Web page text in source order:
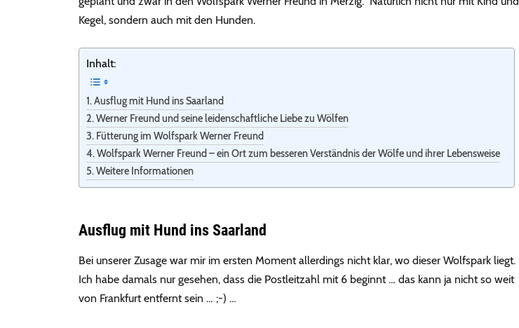
Kegel, sondern auch mit den Hunden.
Inhalt:
Ausflug mit Hund ins Saarland
Werner Freund und seine leidenschaftliche Liebe zu Wölfen
Fütterung im Wolfspark Werner Freund
Wolfspark Werner Freund – ein Ort zum besseren Verständnis der Wölfe und ihrer Lebensweise
Weitere Informationen
Ausflug mit Hund ins Saarland
Bei unserer Zusage war mir im ersten Moment allerdings nicht klar, wo dieser Wolfspark liegt.
Ich habe damals nur gesehen, dass die Postleitzahl mit 6 beginnt … das kann ja nicht so weit
von Frankfurt entfernt sein … ;-) …